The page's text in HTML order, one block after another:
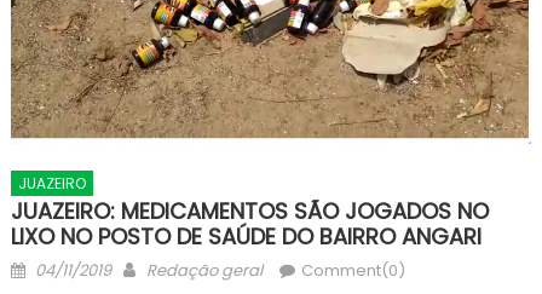
JUAZEIRO
JUAZEIRO: MEDICAMENTOS SÃO JOGADOS NO
LIXO NO POSTO DE SAÚDE DO BAIRRO ANGARI
Posted
04/11/2019 Author
Redação geral Comment(0)